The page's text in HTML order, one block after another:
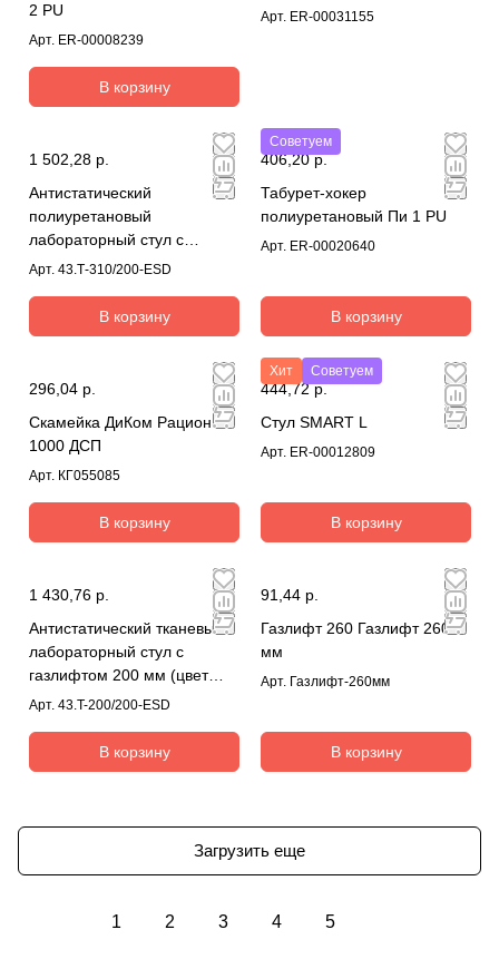
2 PU
Арт. ER-00008239
В корзину
Арт. ER-00031155
1 502,28 р.
Антистатический
полиуретановый
лабораторный стул с
газлифтом 200 мм (цвет
Арт. 43.Т-310/200-ESD
В корзину
Советуем
406,20 р.
Табурет-хокер
полиуретановый Пи 1 PU
Арт. ER-00020640
В корзину
296,04 р.
Скамейка ДиКом Рационал
1000 ДСП
Арт. КГ055085
В корзину
Хит Советуем
444,72 р.
Стул SMART L
Арт. ER-00012809
В корзину
1 430,76 р.
Антистатический тканевый
лабораторный стул с
газлифтом 200 мм (цвет
серый или синий)
Арт. 43.T-200/200-ESD
В корзину
91,44 р.
Газлифт 260 Газлифт 260
мм
Арт. Газлифт-260мм
В корзину
Загрузить еще
1 2 3 4 5